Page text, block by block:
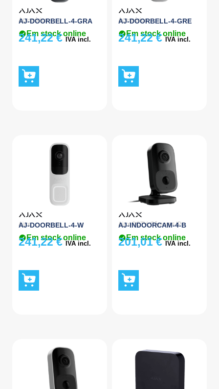
Acessórios
AJ-DOORBELL-4-GRA
Em stock online
241,22€ IVA incl.
Acessórios
AJ-DOORBELL-4-GRE
Em stock online
241,22€ IVA incl.
Ajax
AJ-DOORBELL-4-W
Em stock online
241,22€ IVA incl.
Ajax CCTV,Câmaras IP
AJ-INDOORCAM-4-B
Em stock online
201,01€ IVA incl.